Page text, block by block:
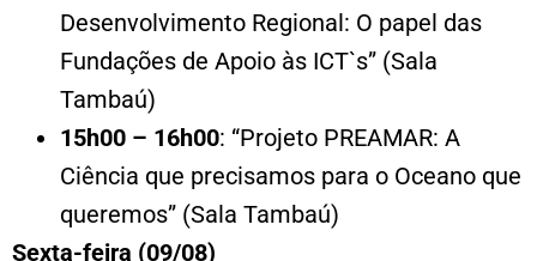
Desenvolvimento Regional: O papel das
Fundações de Apoio às ICT`s” (Sala
Tambaú)
15h00 – 16h00: “Projeto PREAMAR: A
Ciência que precisamos para o Oceano que
queremos” (Sala Tambaú)
Sexta-feira (09/08)